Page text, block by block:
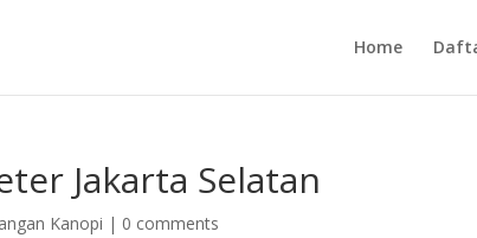
Home
Jakarta Selatan
Kanopi | 0 comments